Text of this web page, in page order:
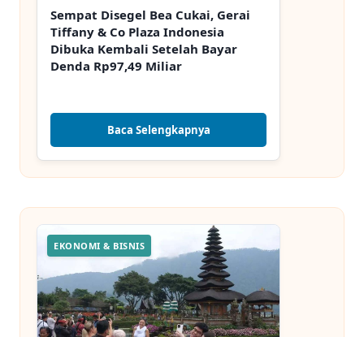
Sempat Disegel Bea Cukai, Gerai
Tiffany & Co Plaza Indonesia
Dibuka Kembali Setelah Bayar
Denda Rp97,49 Miliar
Baca Selengkapnya
EKONOMI & BISNIS